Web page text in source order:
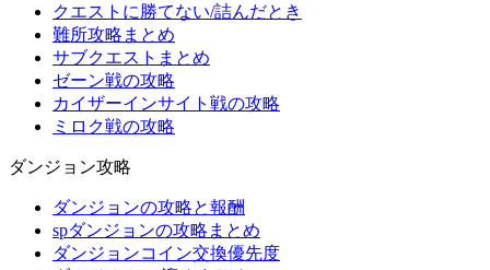
クエストに勝てない/詰んだとき
難所攻略まとめ
サブクエストまとめ
ゼーン戦の攻略
カイザーインサイト戦の攻略
ミロク戦の攻略
ダンジョン攻略
ダンジョンの攻略と報酬
spダンジョンの攻略まとめ
ダンジョンコイン交換優先度